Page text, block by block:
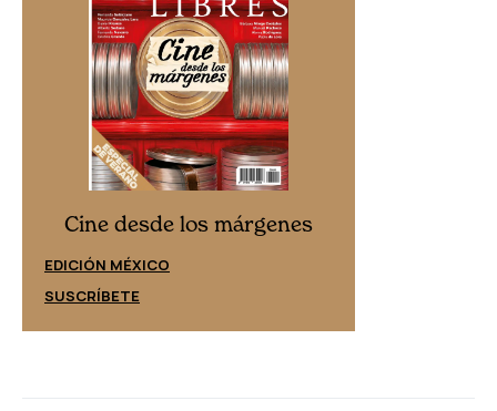
Cine desde los márgenes
EDICIÓN MÉXICO
SUSCRÍBETE